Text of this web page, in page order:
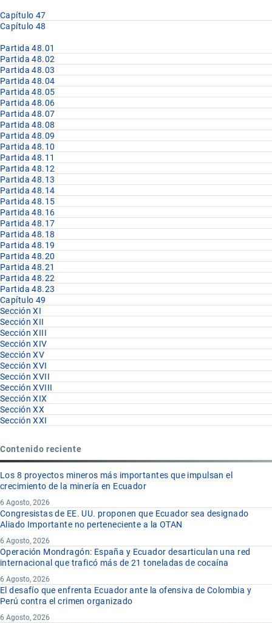
Capítulo 47
Capítulo 48
Partida 48.01
Partida 48.02
Partida 48.03
Partida 48.04
Partida 48.05
Partida 48.06
Partida 48.07
Partida 48.08
Partida 48.09
Partida 48.10
Partida 48.11
Partida 48.12
Partida 48.13
Partida 48.14
Partida 48.15
Partida 48.16
Partida 48.17
Partida 48.18
Partida 48.19
Partida 48.20
Partida 48.21
Partida 48.22
Partida 48.23
Capítulo 49
Sección XI
Sección XII
Sección XIII
Sección XIV
Sección XV
Sección XVI
Sección XVII
Sección XVIII
Sección XIX
Sección XX
Sección XXI
Contenido reciente
Los 8 proyectos mineros más importantes que impulsan el
crecimiento de la minería en Ecuador
6 Agosto, 2026
Congresistas de EE. UU. proponen que Ecuador sea designado
Aliado Importante no perteneciente a la OTAN
6 Agosto, 2026
Operación Mondragón: España y Ecuador desarticulan una red
internacional que traficó más de 21 toneladas de cocaína
6 Agosto, 2026
El desafío que enfrenta Ecuador ante la ofensiva de Colombia y
Perú contra el crimen organizado
6 Agosto, 2026